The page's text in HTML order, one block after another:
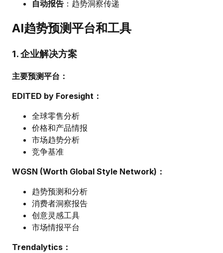
自动报告 ：趋势洞察传递
AI趋势预测平台和工具
1. 企业解决方案
主要预测平台：
EDITED by Foresight：
全球零售分析
价格和产品情报
市场趋势分析
竞争基准
WGSN (Worth Global Style Network)：
趋势预测和分析
消费者洞察报告
创意灵感工具
市场情报平台
Trendalytics：